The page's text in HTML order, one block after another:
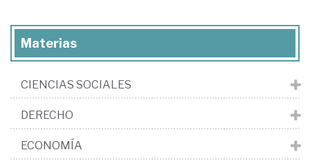
Materias
CIENCIAS SOCIALES
DERECHO
ECONOMÍA